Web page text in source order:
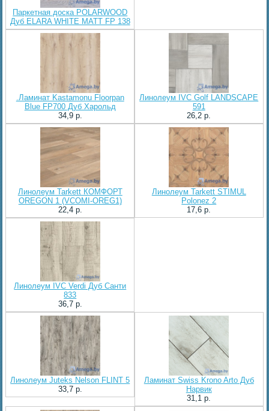
Паркетная доска POLARWOOD
Дуб ELARA WHITE MATT FP 138
.Ламинат Kastamonu Floorpan
Blue FP700 Дуб Харольд
34,9 p.
Линолеум IVC Golf LANDSCAPE
591
26,2 p.
Линолеум Tarkett КОMФОРТ
OREGON 1 (VCOMI-OREG1)
22,4 p.
Линолеум Tarkett STIMUL
Polonez 2
17,6 p.
Линолеум IVC Verdi Дуб Санти
833
36,7 p.
Линолеум Juteks Nelson FLINT 5
33,7 p.
Ламинат Swiss Krono Arto Дуб
Нарвик
31,1 p.